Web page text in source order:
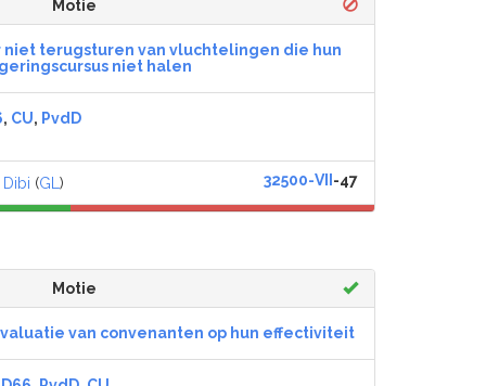
Motie
niet terugsturen van vluchtelingen die hun
niet halen
, CU, PvdD
(GL ) 32500-VII -47
Motie
van convenanten op hun effectiviteit